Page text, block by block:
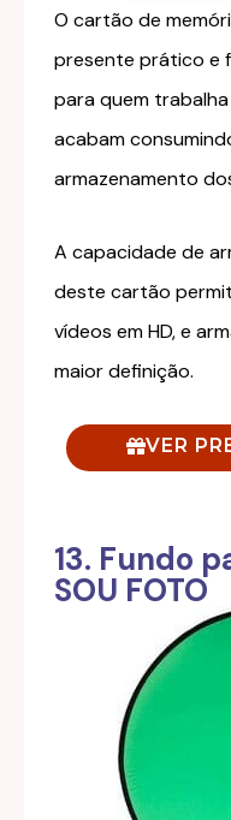
O cartão de
presente prático e
para quem
acabam
armazenamento
A capacidade de
deste cartão
vídeos em HD, e
maior definição.
VER
13. Fundo
SOU FOTO